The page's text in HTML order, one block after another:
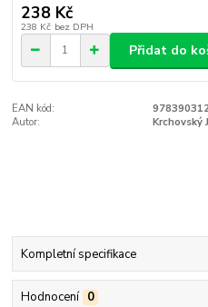
238 Kč
238 Kč bez DPH
Přidat do
EAN kód:
Autor:
Krchovský
Kompletní specifikace
Hodnocení 0